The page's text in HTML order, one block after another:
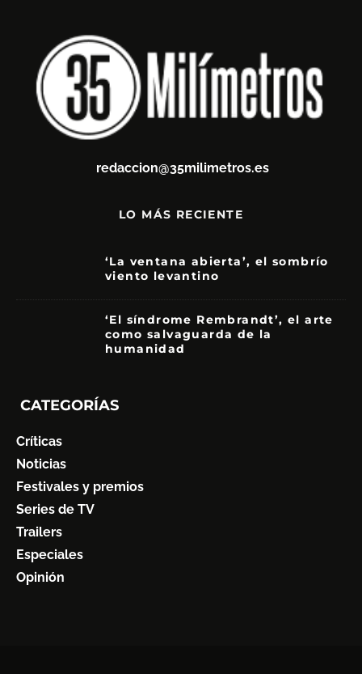
redaccion@35milimetros.es
LO MÁS RECIENTE
‘La ventana abierta’, el sombrío
viento levantino
‘El síndrome Rembrandt’, el arte
como salvaguarda de la
humanidad
CATEGORÍAS
Críticas
Noticias
Festivales y premios
Series de TV
Trailers
Especiales
Opinión